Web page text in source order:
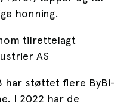
honning.
tilrettelagt
AS
har støttet flere ByBi-
I 2022 har de